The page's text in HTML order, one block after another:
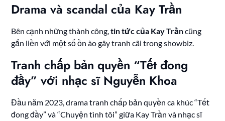
Drama và scandal của Kay Trần
Bên cạnh những thành công,tin tức của Kay Trầncũng
gắn liền với một số ồn ào gây tranh cãi trong showbiz.
Tranh chấp bản quyền “Tết đong
đầy” với nhạc sĩ Nguyễn Khoa
Đầu năm 2023, drama tranh chấp bản quyền ca khúc “Tết
đong đầy” và “Chuyện tình tôi” giữa Kay Trần và nhạc sĩ